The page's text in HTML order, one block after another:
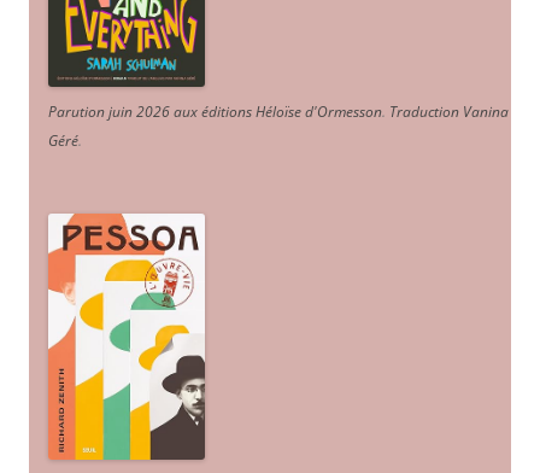
Parution juin 2026 aux éditions Héloïse d'Ormesson. Traduction Vanina
Géré.